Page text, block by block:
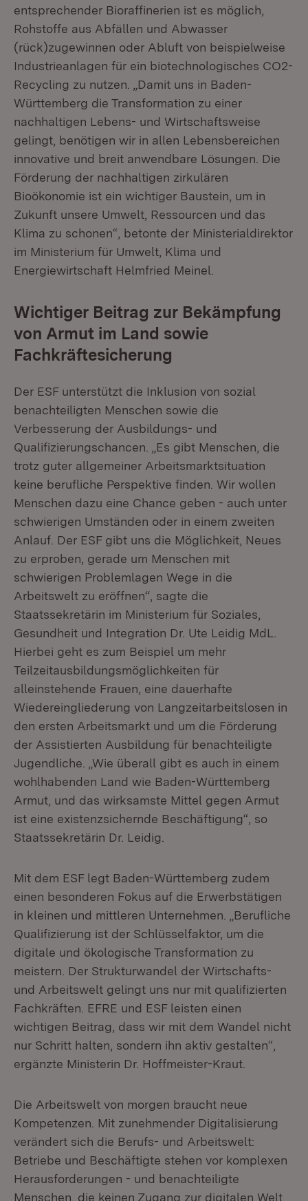
entsprechender Bioraffinerien ist es möglich,
Rohstoffe aus Abfällen und Abwasser
(rück)zugewinnen oder Abluft von beispielweise
Industrieanlagen für ein biotechnologisches CO2-
Recycling zu nutzen. „Damit uns in Baden-
Württemberg die Transformation zu einer
nachhaltigen Lebens- und Wirtschaftsweise
gelingt, benötigen wir in allen Lebensbereichen
innovative und breit anwendbare Lösungen. Die
Förderung der nachhaltigen zirkulären
Bioökonomie ist ein wichtiger Baustein, um in
Zukunft unsere Umwelt, Ressourcen und das
Klima zu schonen“, betonte der Ministerialdirektor
im Ministerium für Umwelt, Klima und
Energiewirtschaft Helmfried Meinel.
Wichtiger Beitrag zur Bekämpfung
von Armut im Land sowie
Fachkräftesicherung
Der ESF unterstützt die Inklusion von sozial
benachteiligten Menschen sowie die
Verbesserung der Ausbildungs- und
Qualifizierungschancen. „Es gibt Menschen, die
trotz guter allgemeiner Arbeitsmarktsituation
keine berufliche Perspektive finden. Wir wollen
Menschen dazu eine Chance geben - auch unter
schwierigen Umständen oder in einem zweiten
Anlauf. Der ESF gibt uns die Möglichkeit, Neues
zu erproben, gerade um Menschen mit
schwierigen Problemlagen Wege in die
Arbeitswelt zu eröffnen“, sagte die
Staatssekretärin im Ministerium für Soziales,
Gesundheit und Integration Dr. Ute Leidig MdL.
Hierbei geht es zum Beispiel um mehr
Teilzeitausbildungsmöglichkeiten für
alleinstehende Frauen, eine dauerhafte
Wiedereingliederung von Langzeitarbeitslosen in
den ersten Arbeitsmarkt und um die Förderung
der Assistierten Ausbildung für benachteiligte
Jugendliche. „Wie überall gibt es auch in einem
wohlhabenden Land wie Baden-Württemberg
Armut, und das wirksamste Mittel gegen Armut
ist eine existenzsichernde Beschäftigung“, so
Staatssekretärin Dr. Leidig.
Mit dem ESF legt Baden-Württemberg zudem
einen besonderen Fokus auf die Erwerbstätigen
in kleinen und mittleren Unternehmen. „Berufliche
Qualifizierung ist der Schlüsselfaktor, um die
digitale und ökologische Transformation zu
meistern. Der Strukturwandel der Wirtschafts-
und Arbeitswelt gelingt uns nur mit qualifizierten
Fachkräften. EFRE und ESF leisten einen
wichtigen Beitrag, dass wir mit dem Wandel nicht
nur Schritt halten, sondern ihn aktiv gestalten“,
ergänzte Ministerin Dr. Hoffmeister-Kraut.
Die Arbeitswelt von morgen braucht neue
Kompetenzen. Mit zunehmender Digitalisierung
verändert sich die Berufs- und Arbeitswelt:
Betriebe und Beschäftigte stehen vor komplexen
Herausforderungen - und benachteiligte
Menschen, die keinen Zugang zur digitalen Welt